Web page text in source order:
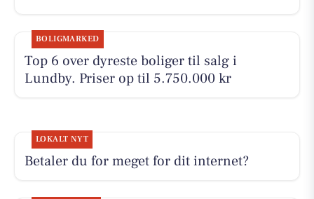
BOLIGMARKED
Top 6 over dyreste boliger til salg i
Lundby. Priser op til 5.750.000 kr
LOKALT NYT
Betaler du for meget for dit internet?